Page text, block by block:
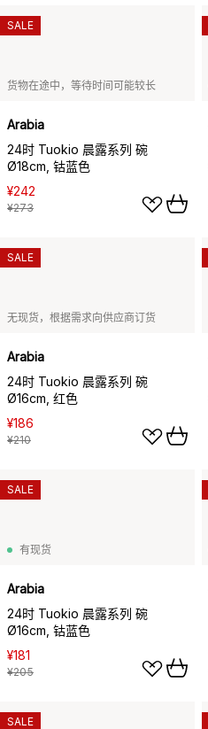
货物在途中，等待时间可能较长
Arabia
24时 Tuokio 晨露系列 碗
Ø18cm, 钴蓝色
¥242
¥273
SALE
无现货，根据需求向供应商订货
Arabia
24时 Tuokio 晨露系列 碗
Ø16cm, 红色
¥186
¥210
SALE
有现货
Arabia
24时 Tuokio 晨露系列 碗
Ø16cm, 钴蓝色
¥181
¥205
SALE
SALE